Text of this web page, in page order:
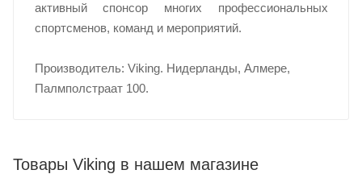
активный спонсор многих профессиональных
спортсменов, команд и мероприятий.
Производитель: Viking. Нидерланды, Алмере,
Палмполстраат 100.
Товары Viking в нашем магазине